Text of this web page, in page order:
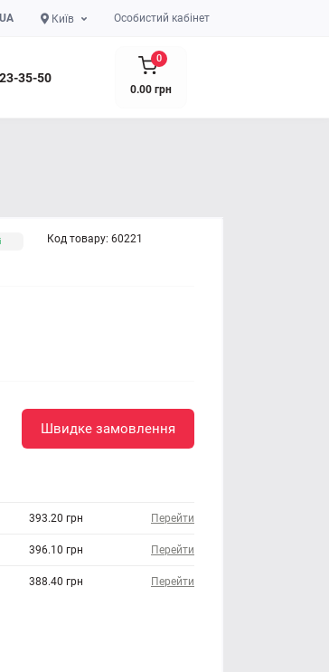
UA Київ Особистий кабінет
35-50
0
0.00 грн
Код товару: 60221
Швидке замовлення
393.20 грн Перейти
396.10 грн Перейти
388.40 грн Перейти